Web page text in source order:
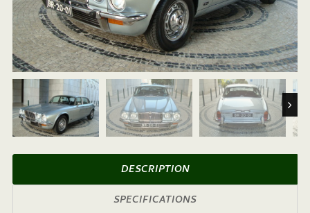
Next
DESCRIPTION
SPECIFICATIONS